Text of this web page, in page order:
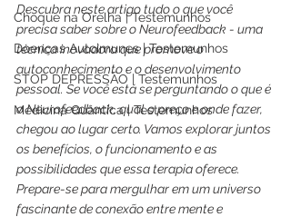
Choque na Orelha | Testemunhos
Doenças Autoimunes | Testemunhos
STOP DEPRESSÃO | Testemunhos
Medicina Quântica | Testemunhos
Descubra neste artigo tudo o que você
precisa saber sobre o Neurofeedback - uma
técnica inovadora que promove o
autoconhecimento e o desenvolvimento
pessoal. Se você está se perguntando o que é
o Neurofeedback, qual o preço e onde fazer,
chegou ao lugar certo. Vamos explorar juntos
os benefícios, o funcionamento e as
possibilidades que essa terapia oferece.
Prepare-se para mergulhar em um universo
fascinante de conexão entre mente e